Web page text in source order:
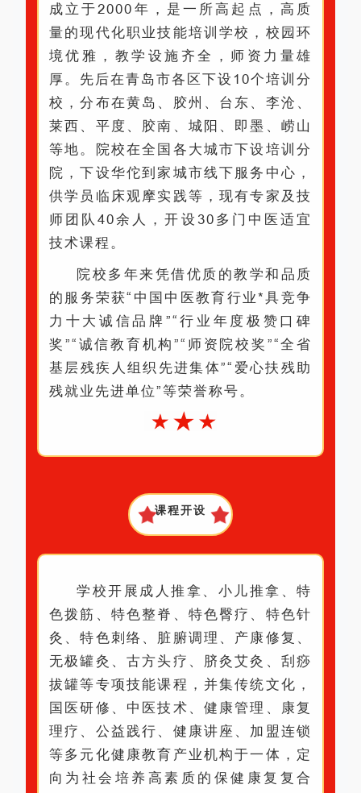
成立于2000年，是一所高起点，高质
量的现代化职业技能培训学校，校园环
境优雅，教学设施齐全，师资力量雄
厚。先后在青岛市各区下设10个培训分
校，分布在黄岛、胶州、台东、李沧、
莱西、平度、胶南、城阳、即墨、崂山
等地。院校在全国各大城市下设培训分
院，下设华佗到家城市线下服务中心，
供学员临床观摩实践等，现有专家及技
师团队40余人，开设30多门中医适宜
技术课程。
院校多年来凭借优质的教学和品质
的服务荣获“中国中医教育行业*具竞争
力十大诚信品牌”“行业年度极赞口碑
奖”“诚信教育机构”“师资院校奖”“全省
基层残疾人组织先进集体”“爱心扶残助
残就业先进单位”等荣誉称号。
课程开设
学校开展成人推拿、小儿推拿、特
色拨筋、特色整脊、特色臀疗、特色针
灸、特色刺络、脏腑调理、产康修复、
无极罐灸、古方头疗、脐灸艾灸、刮痧
拔罐等专项技能课程，并集传统文化，
国医研修、中医技术、健康管理、康复
理疗、公益践行、健康讲座、加盟连锁
等多元化健康教育产业机构于一体，定
向为社会培养高素质的保健康复复合